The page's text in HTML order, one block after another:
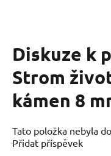
Diskuze k
Strom
kámen 8
Tato položka nebyla
Přidat příspěvek